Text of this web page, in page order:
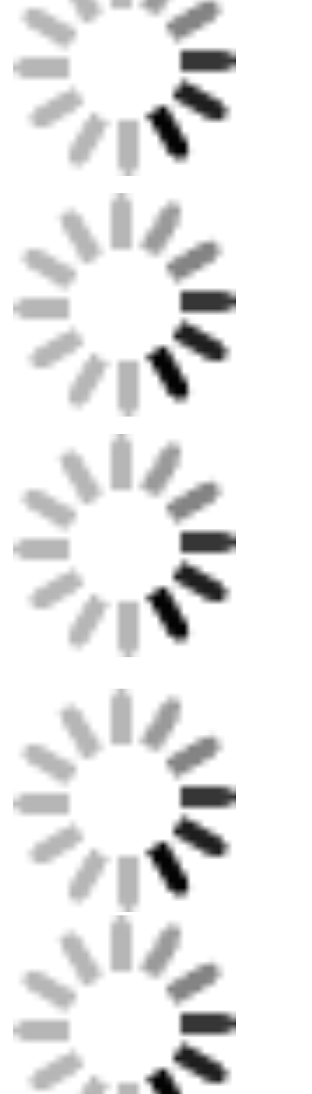
Domande frequenti
Q1: Mi chiedo se accetti piccoli ordini?
A1: Non preoccuparti. Non esitate a contattarci. Per
personalizzata, accettiamo piccoli ordini.
Q2: potete inviare il prodotto nel mio paese?
A2: Certo che puoi. Se non hai un tuo spedizioniere,
possiamo aiutarti.
Q3: puoi fare OEM per me?
A3: Accettiamo tutti gli ordini OEM, contattaci e dammi
il tuo design. Ti forniremo un prezzo ragionevole e
realizzeremo campioni per te il prima possibile.
Q4: quali sono i termini di pagamento?
A4: Attraverso T/T, D/P, D/A, L/C, Western Union,
pagamento anticipato in contanti del 30%, saldo del
70% prima della spedizione.
Q5: Quanto dura il lead time di produzione?
A5: Dipende dal prodotto e dalla quantità dell'ordine. Di
solito, sono necessari 15-30 giorni per gli ordini MOQ.
Q6: Quando posso ottenere il preventivo?
A6: Di solito ti citeremo entro 24 ore dalla ricezione
della tua richiesta. Se sei molto ansioso di ricevere un
preventivo, chiamaci o comunicacelo nella tua email in
modo che possiamo dare priorità alla tua richiesta.